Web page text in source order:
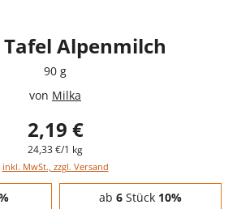
Alpenmilch
90 g
von Milka
2,19 €
24,33 €/1 kg
inkl. MwSt., zzgl. Versand
ab 6Stück 10%